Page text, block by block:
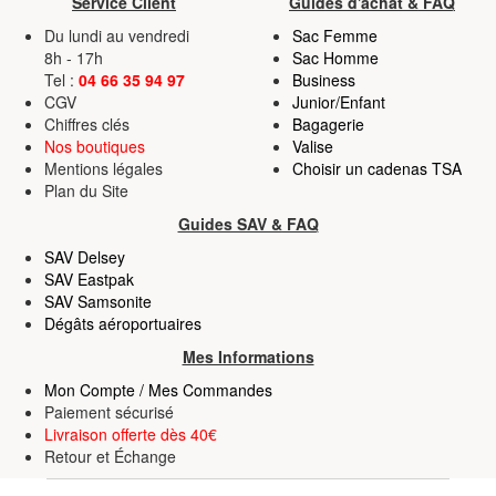
partageons également des informations sur l'utilisation de
notre site avec nos partenaires de médias sociaux, de
publicité et d'analyse, qui peuvent combiner celles-ci
avec d'autres informations que vous leur avez fournies
ou qu'ils ont collectées lors de votre utilisation de leurs
services.
Du lundi au vendredi
8h - 17h
Tel : 04 66 35 94 97
CGV
Chiffres clés
Nos boutiques
Mentions légales
Plan du Site
Sac Femme
Sac Homme
Business
Junior/Enfant
Bagagerie
Valise
Choisir un cadenas TSA
Guides SAV & FAQ
SAV Delsey
SAV Eastpak
SAV Samsonite
Dégâts aéroportuaires
Mes Informations
Mon Compte / Mes Commandes
Paiement sécurisé
Livraison offerte dès 40€
Retour et Échange